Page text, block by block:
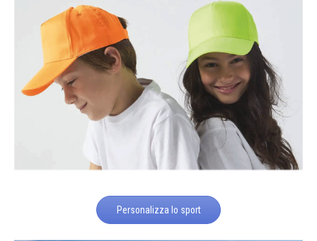
Personalizza lo sport